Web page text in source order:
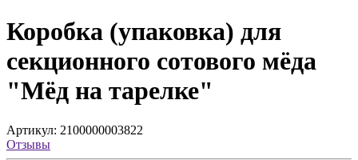
Коробка (упаковка) для
секционного сотового мёда
"Мёд на тарелке"
Артикул: 2100000003822
Отзывы